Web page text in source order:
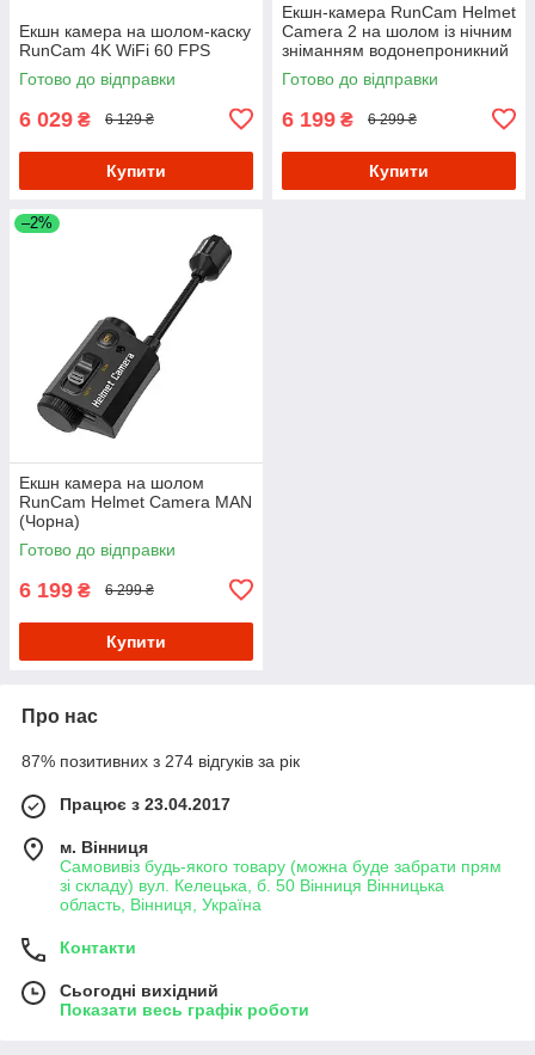
Екшн камера на шолом-каску
RunCam 4K WiFi 60 FPS
Готово до відправки
6 029 ₴ 6 129 ₴
Купити
Екшн-камера RunCam Helmet
Camera 2 на шолом із нічним
зніманням водонепроникний
Готово до відправки
6 199 ₴ 6 299 ₴
Купити
–2%
Екшн камера на шолом
RunCam Helmet Camera MAN
(Чорна)
Готово до відправки
6 199 ₴ 6 299 ₴
Купити
Про нас
87% позитивних з 274 відгуків за рік
Працює з 23.04.2017
м. Вінниця
Самовивіз будь-якого товару (можна буде забрати прям
зі складу) вул. Келецька, б. 50 Вінниця Вінницька
область, Вінниця, Україна
Контакти
Сьогодні вихідний
Показати весь графік роботи